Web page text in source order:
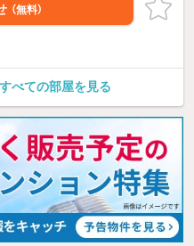
（無料）
べての部屋を見る